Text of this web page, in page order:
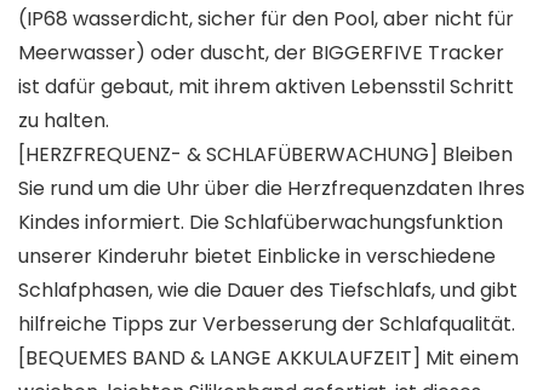
(IP68 wasserdicht, sicher für den Pool, aber nicht für
Meerwasser) oder duscht, der BIGGERFIVE Tracker
ist dafür gebaut, mit ihrem aktiven Lebensstil Schritt
zu halten.
[HERZFREQUENZ- & SCHLAFÜBERWACHUNG] Bleiben
Sie rund um die Uhr über die Herzfrequenzdaten Ihres
Kindes informiert. Die Schlafüberwachungsfunktion
unserer Kinderuhr bietet Einblicke in verschiedene
Schlafphasen, wie die Dauer des Tiefschlafs, und gibt
hilfreiche Tipps zur Verbesserung der Schlafqualität.
[BEQUEMES BAND & LANGE AKKULAUFZEIT] Mit einem